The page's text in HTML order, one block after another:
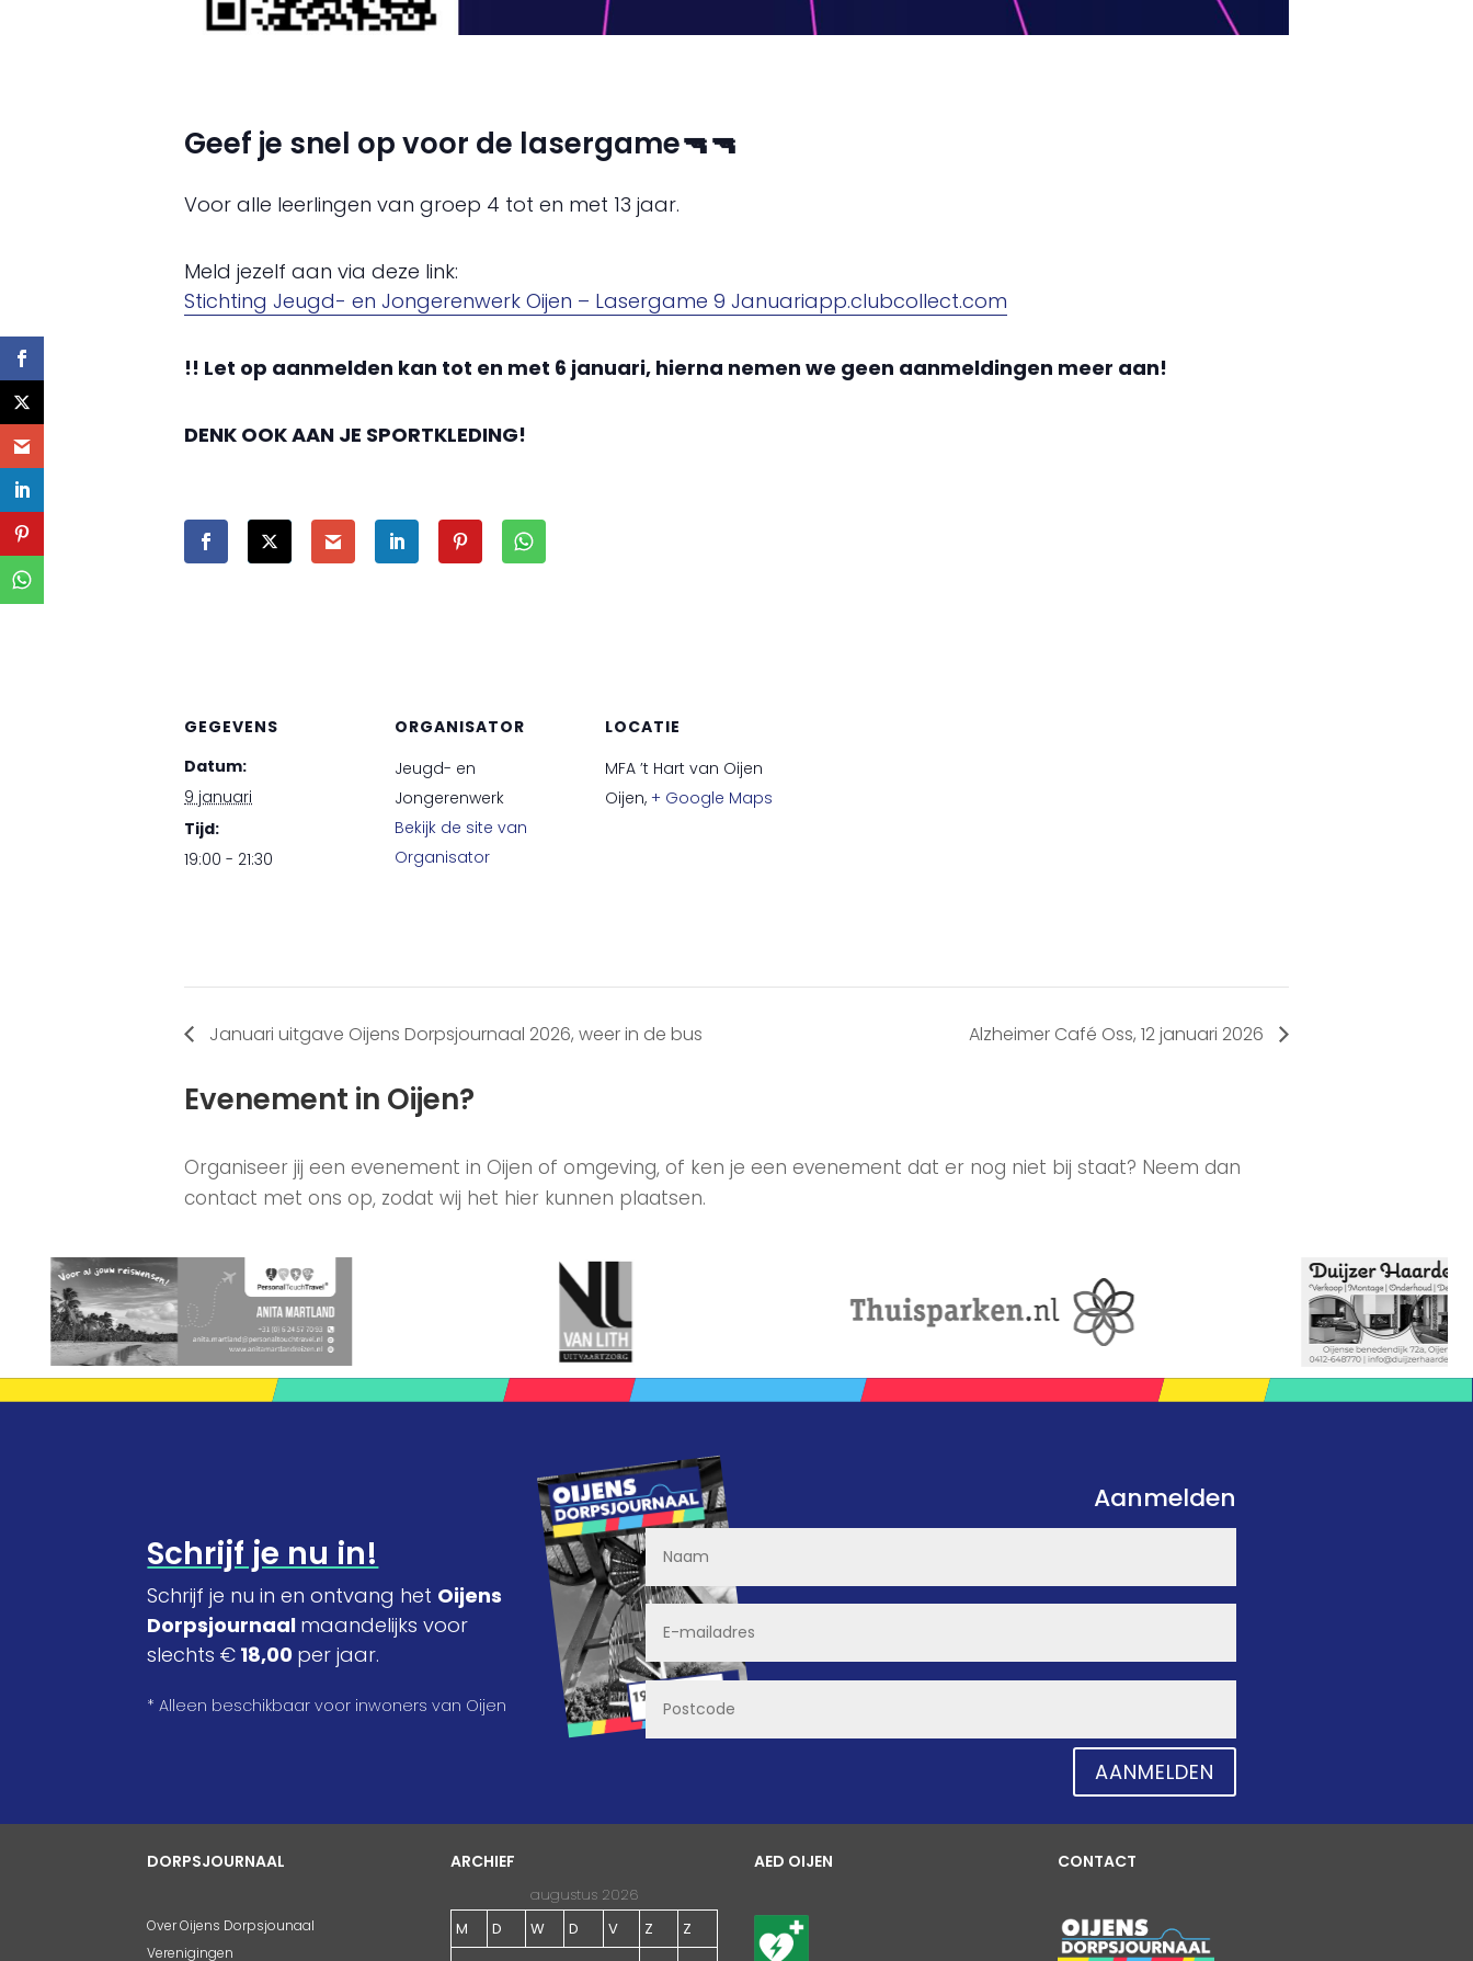
Geef je snel op voor de lasergame🔫🔫
Voor alle leerlingen van groep 4 tot en met 13 jaar.
Meld jezelf aan via deze link:
Stichting Jeugd- en Jongerenwerk Oijen – Lasergame 9 Januariapp.clubcollect.com
!! Let op aanmelden kan tot en met 6 januari, hierna nemen we geen aanmeldingen meer aan!
DENK OOK AAN JE SPORTKLEDING!
GEGEVENS
Datum:
9 januari
Tijd:
19:00 - 21:30
ORGANISATOR
Jeugd- en
Jongerenwerk
Bekijk de site van
Organisator
LOCATIE
MFA ’t Hart van Oijen
Oijen, + Google Maps
Januari uitgave Oijens Dorpsjournaal 2026, weer in de bus Alzheimer Café Oss, 12 januari 2026
Evenement in Oijen?
Organiseer jij een evenement in Oijen of omgeving, of ken je een evenement dat er nog niet bij staat? Neem dan
contact met ons op, zodat wij het hier kunnen plaatsen.
Schrijf je nu in!
Schrijf je nu in en ontvang het Oijens
Dorpsjournaal maandelijks voor
slechts € 18,00 per jaar.
* Alleen beschikbaar voor inwoners van Oijen
Aanmelden
AANMELDEN
DORPSJOURNAAL
Over Oijens Dorpsjounaal
Verenigingen
ARCHIEF
augustus 2026
M
D W D V Z
Z
AED OIJEN CONTACT